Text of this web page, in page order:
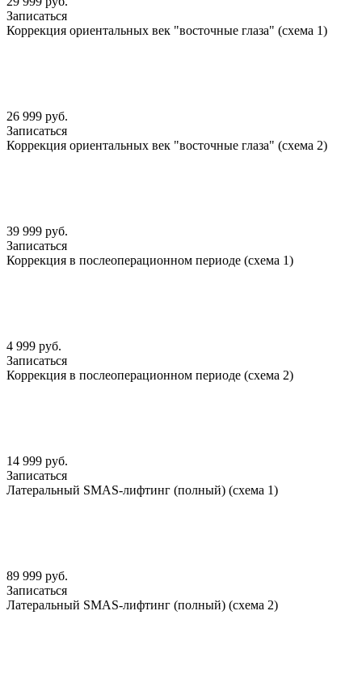
Записаться
Коррекция ориентальных век "восточные глаза" (схема 1)
26 999 руб.
Записаться
Коррекция ориентальных век "восточные глаза" (схема 2)
39 999 руб.
Записаться
Коррекция в послеоперационном периоде (схема 1)
4 999 руб.
Записаться
Коррекция в послеоперационном периоде (схема 2)
14 999 руб.
Записаться
Латеральный SMАS-лифтинг (полный) (схема 1)
89 999 руб.
Записаться
Латеральный SMАS-лифтинг (полный) (схема 2)